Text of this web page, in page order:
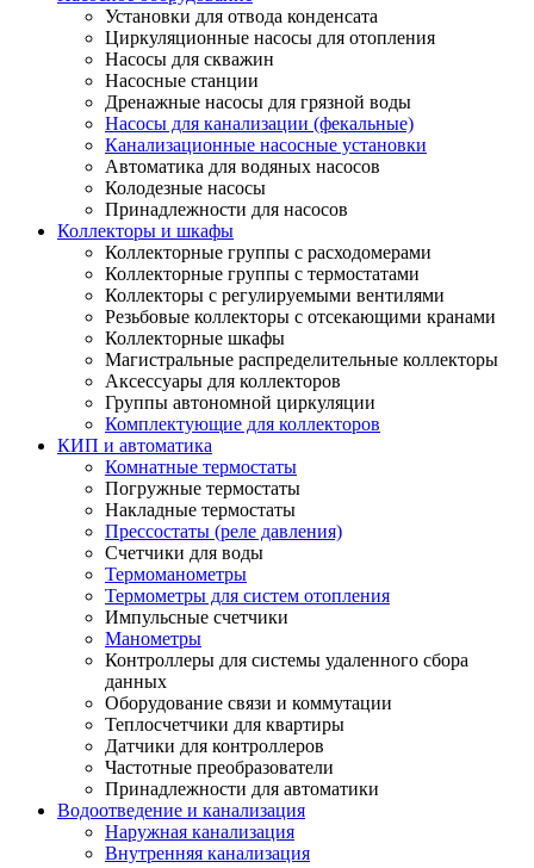
Установки для отвода конденсата
Циркуляционные насосы для отопления
Насосы для скважин
Насосные станции
Дренажные насосы для грязной воды
Насосы для канализации (фекальные)
Канализационные насосные установки
Автоматика для водяных насосов
Колодезные насосы
Принадлежности для насосов
Коллекторы и шкафы
Коллекторные группы с расходомерами
Коллекторные группы с термостатами
Коллекторы с регулируемыми вентилями
Резьбовые коллекторы с отсекающими кранами
Коллекторные шкафы
Магистральные распределительные коллекторы
Аксессуары для коллекторов
Группы автономной циркуляции
Комплектующие для коллекторов
КИП и автоматика
Комнатные термостаты
Погружные термостаты
Накладные термостаты
Прессостаты (реле давления)
Счетчики для воды
Термоманометры
Термометры для систем отопления
Импульсные счетчики
Манометры
Контроллеры для системы удаленного сбора
данных
Оборудование связи и коммутации
Теплосчетчики для квартиры
Датчики для контроллеров
Частотные преобразователи
Принадлежности для автоматики
Водоотведение и канализация
Наружная канализация
Внутренняя канализация